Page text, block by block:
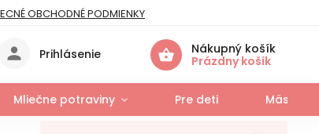
OBCHODNÉ PODMIENKY
Nákupný košík
Prázdny košík
Prihlásenie
Mliečne potraviny Pre deti Mäso a